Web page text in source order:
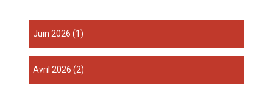
juin 2026 (1)
avril 2026 (2)